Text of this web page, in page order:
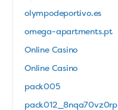
olympodeportivo.es
omega-apartments.pt
Online Casino
Online Casino
pack005
pack012_8nqa70vz0rp